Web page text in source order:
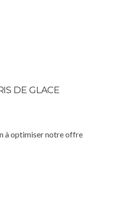
DE GLACE
à optimiser notre offre